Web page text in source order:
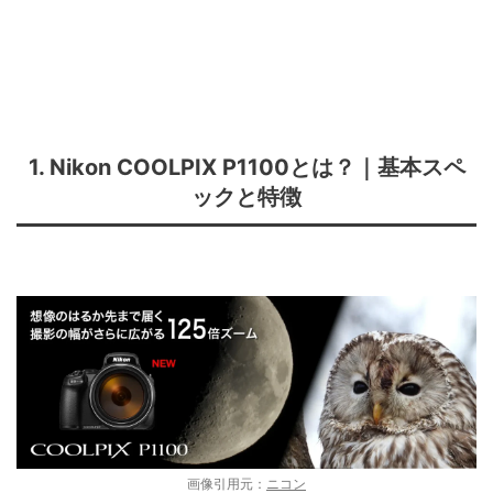
1. Nikon COOLPIX P1100とは？｜基本スペ
ックと特徴
画像引用元： ニコン